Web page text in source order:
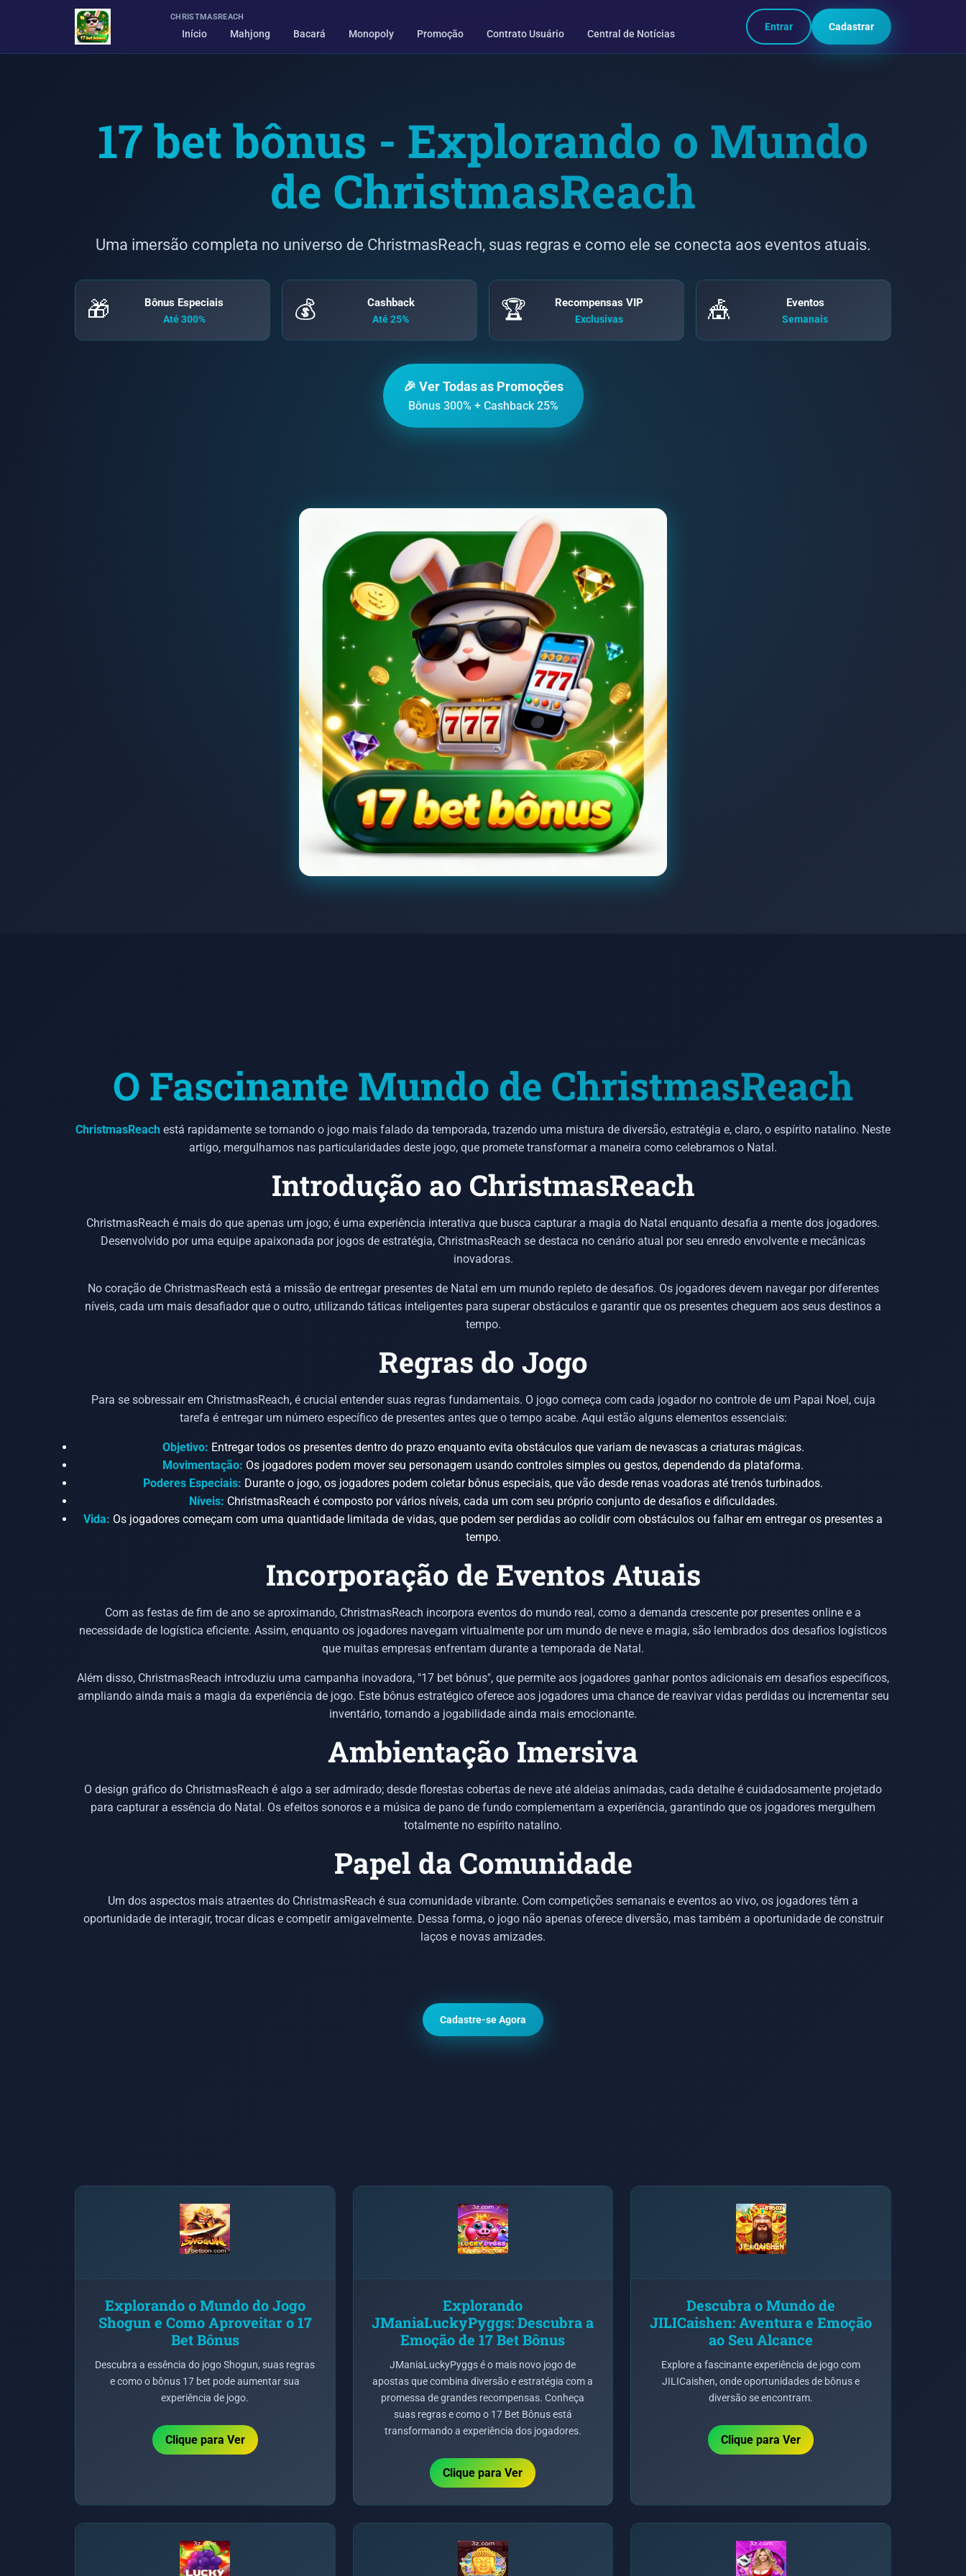
CHRISTMASREACH
Início Mahjong Bacará Monopoly Promoção Contrato Usuário Central de Notícias
Entrar Cadastrar
17 bet bônus - Explorando o Mundo
de ChristmasReach
Uma imersão completa no universo de ChristmasReach, suas regras e como ele se conecta aos eventos atuais.
🎁 Bônus Especiais
Até 300% 💰 Cashback
Até 25% 🏆 Recompensas VIP
Exclusivas 🎪 Eventos
Semanais
🎉 Ver Todas as Promoções
Bônus 300% + Cashback 25%
O Fascinante Mundo de ChristmasReach
ChristmasReach está rapidamente se tornando o jogo mais falado da temporada, trazendo uma mistura de diversão, estratégia e, claro, o espírito natalino. Neste
artigo, mergulhamos nas particularidades deste jogo, que promete transformar a maneira como celebramos o Natal.
Introdução ao ChristmasReach
ChristmasReach é mais do que apenas um jogo; é uma experiência interativa que busca capturar a magia do Natal enquanto desafia a mente dos jogadores.
Desenvolvido por uma equipe apaixonada por jogos de estratégia, ChristmasReach se destaca no cenário atual por seu enredo envolvente e mecânicas
inovadoras.
No coração de ChristmasReach está a missão de entregar presentes de Natal em um mundo repleto de desafios. Os jogadores devem navegar por diferentes
níveis, cada um mais desafiador que o outro, utilizando táticas inteligentes para superar obstáculos e garantir que os presentes cheguem aos seus destinos a
tempo.
Regras do Jogo
Para se sobressair em ChristmasReach, é crucial entender suas regras fundamentais. O jogo começa com cada jogador no controle de um Papai Noel, cuja
tarefa é entregar um número específico de presentes antes que o tempo acabe. Aqui estão alguns elementos essenciais:
Objetivo: Entregar todos os presentes dentro do prazo enquanto evita obstáculos que variam de nevascas a criaturas mágicas.
Movimentação: Os jogadores podem mover seu personagem usando controles simples ou gestos, dependendo da plataforma.
Poderes Especiais: Durante o jogo, os jogadores podem coletar bônus especiais, que vão desde renas voadoras até trenós turbinados.
Níveis: ChristmasReach é composto por vários níveis, cada um com seu próprio conjunto de desafios e dificuldades.
Vida: Os jogadores começam com uma quantidade limitada de vidas, que podem ser perdidas ao colidir com obstáculos ou falhar em entregar os presentes a
tempo.
Incorporação de Eventos Atuais
Com as festas de fim de ano se aproximando, ChristmasReach incorpora eventos do mundo real, como a demanda crescente por presentes online e a
necessidade de logística eficiente. Assim, enquanto os jogadores navegam virtualmente por um mundo de neve e magia, são lembrados dos desafios logísticos
que muitas empresas enfrentam durante a temporada de Natal.
Além disso, ChristmasReach introduziu uma campanha inovadora, "17 bet bônus", que permite aos jogadores ganhar pontos adicionais em desafios específicos,
ampliando ainda mais a magia da experiência de jogo. Este bônus estratégico oferece aos jogadores uma chance de reavivar vidas perdidas ou incrementar seu
inventário, tornando a jogabilidade ainda mais emocionante.
Ambientação Imersiva
O design gráfico do ChristmasReach é algo a ser admirado; desde florestas cobertas de neve até aldeias animadas, cada detalhe é cuidadosamente projetado
para capturar a essência do Natal. Os efeitos sonoros e a música de pano de fundo complementam a experiência, garantindo que os jogadores mergulhem
totalmente no espírito natalino.
Papel da Comunidade
Um dos aspectos mais atraentes do ChristmasReach é sua comunidade vibrante. Com competições semanais e eventos ao vivo, os jogadores têm a
oportunidade de interagir, trocar dicas e competir amigavelmente. Dessa forma, o jogo não apenas oferece diversão, mas também a oportunidade de construir
laços e novas amizades.
Cadastre-se Agora
Explorando o Mundo do Jogo
Shogun e Como Aproveitar o 17
Bet Bônus
Descubra a essência do jogo Shogun, suas regras
e como o bônus 17 bet pode aumentar sua
experiência de jogo.
Clique para Ver
Explorando
JManiaLuckyPyggs: Descubra a
Emoção de 17 Bet Bônus
JManiaLuckyPyggs é o mais novo jogo de
apostas que combina diversão e estratégia com a
promessa de grandes recompensas. Conheça
suas regras e como o 17 Bet Bônus está
transformando a experiência dos jogadores.
Clique para Ver
Descubra o Mundo de
JILICaishen: Aventura e Emoção
ao Seu Alcance
Explore a fascinante experiência de jogo com
JILICaishen, onde oportunidades de bônus e
diversão se encontram.
Clique para Ver